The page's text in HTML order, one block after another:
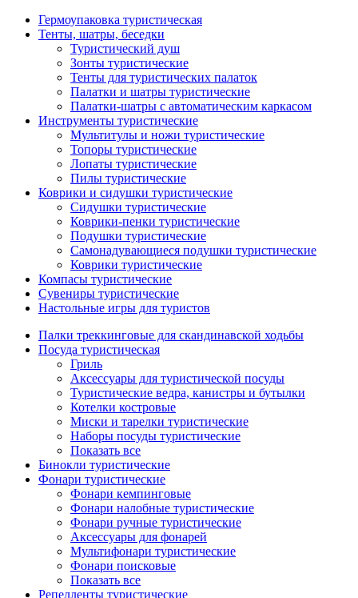
Гермоупаковка туристическая
Тенты, шатры, беседки
Туристический душ
Зонты туристические
Тенты для туристических палаток
Палатки и шатры туристические
Палатки-шатры с автоматическим каркасом
Инструменты туристические
Мультитулы и ножи туристические
Топоры туристические
Лопаты туристические
Пилы туристические
Коврики и сидушки туристические
Сидушки туристические
Коврики-пенки туристические
Подушки туристические
Самонадувающиеся подушки туристические
Коврики туристические
Компасы туристические
Сувениры туристические
Настольные игры для туристов
Палки треккинговые для скандинавской ходьбы
Посуда туристическая
Гриль
Аксессуары для туристической посуды
Туристические ведра, канистры и бутылки
Котелки костровые
Миски и тарелки туристические
Наборы посуды туристические
Показать все
Бинокли туристические
Фонари туристические
Фонари кемпинговые
Фонари налобные туристические
Фонари ручные туристические
Аксессуары для фонарей
Мультифонари туристические
Фонари поисковые
Показать все
Репелленты туристические